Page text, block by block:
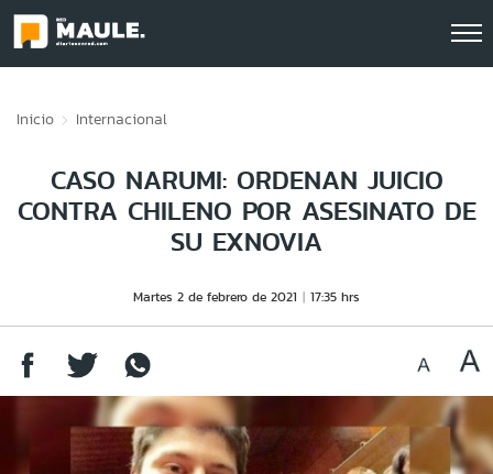
Inicio Internacional
CASO NARUMI: ORDENAN JUICIO
CONTRA CHILENO POR ASESINATO DE
SU EXNOVIA
Martes 2 de febrero de 2021 17:35 hrs